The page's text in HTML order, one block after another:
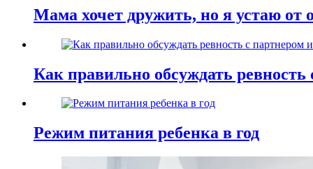
Мама хочет дружить, но я устаю от
Как правильно обсуждать
Режим питания ребенка в год